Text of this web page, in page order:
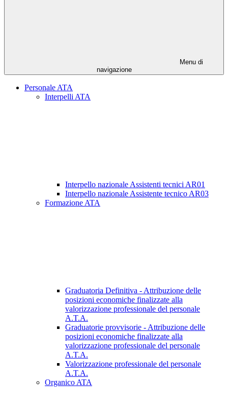
Menu di
navigazione
Personale ATA
Interpelli ATA
Interpello nazionale Assistenti tecnici AR01
Interpello nazionale Assistente tecnico AR03
Formazione ATA
Graduatoria Definitiva - Attribuzione delle
posizioni economiche finalizzate alla
valorizzazione professionale del personale
A.T.A.
Graduatorie provvisorie - Attribuzione delle
posizioni economiche finalizzate alla
valorizzazione professionale del personale
A.T.A.
Valorizzazione professionale del personale
A.T.A.
Organico ATA